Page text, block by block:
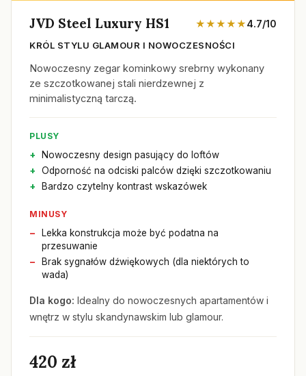
JVD Steel Luxury HS1 ★★★★★4.7/10
KRÓL STYLU GLAMOUR I NOWOCZESNOŚCI
Nowoczesny zegar kominkowy srebrny wykonany
ze szczotkowanej stali nierdzewnej z
minimalistyczną tarczą.
PLUSY
Nowoczesny design pasujący do loftów
Odporność na odciski palców dzięki szczotkowaniu
Bardzo czytelny kontrast wskazówek
MINUSY
Lekka konstrukcja może być podatna na
przesuwanie
Brak sygnałów dźwiękowych (dla niektórych to
wada)
Dla kogo: Idealny do nowoczesnych apartamentów i
wnętrz w stylu skandynawskim lub glamour.
420 zł